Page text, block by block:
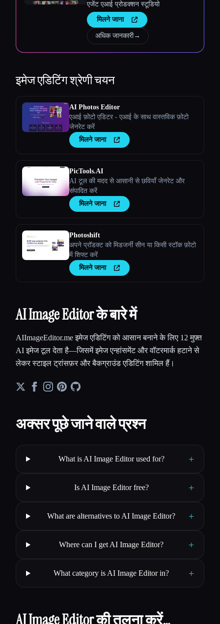
एजेंट एआई प्रोडक्शन स्टूडियो
मिलने जाना
अधिक जानकारी→
इमेज एडिटिंगश्रेणी चयन
AI Photos Editor
एआई फ़ोटो एडिटर - एआई के साथ वास्तविक फ़ोटो
जेनरेट करें
मिलने जाना
PicTools.AI
AI टूल की मदद से आसानी से छवियाँ जेनरेट और
संपादित करें
मिलने जाना
Photoshift
अपने प्रॉडक्ट को मिडजर्नी सीन या किसी स्टॉक फ़ोटो
में शिफ्ट करें
मिलने जाना
AI Image Editor के बारे में
AIImageEditor.me इमेज एडिटिंग को आसान बनाने के लिए 12 मुफ़्त
AI इमेज टूल देता है—जिसमें इमेज एन्हांसमेंट और वॉटरमार्क हटाने से
लेकर स्टाइल ट्रांसफ़र और बैकग्राउंड एडिटिंग शामिल हैं।
अक्सर पूछे जाने वाले प्रश्न
What is AI Image Editor used for? +
Is AI Image Editor free? +
What are alternatives to AI Image Editor? +
Where can I get AI Image Editor? +
What category is AI Image Editor in? +
AI Image Editor की तुलना करें…